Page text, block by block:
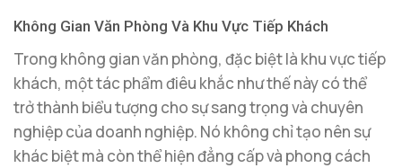
Không Gian Văn Phòng Và Khu Vực Tiếp Khách
Trong không gian văn phòng, đặc biệt là khu vực tiếp
khách, một tác phẩm điêu khắc như thế này có thể
trở thành biểu tượng cho sự sang trọng và chuyên
nghiệp của doanh nghiệp. Nó không chỉ tạo nên sự
khác biệt mà còn thể hiện đẳng cấp và phong cách